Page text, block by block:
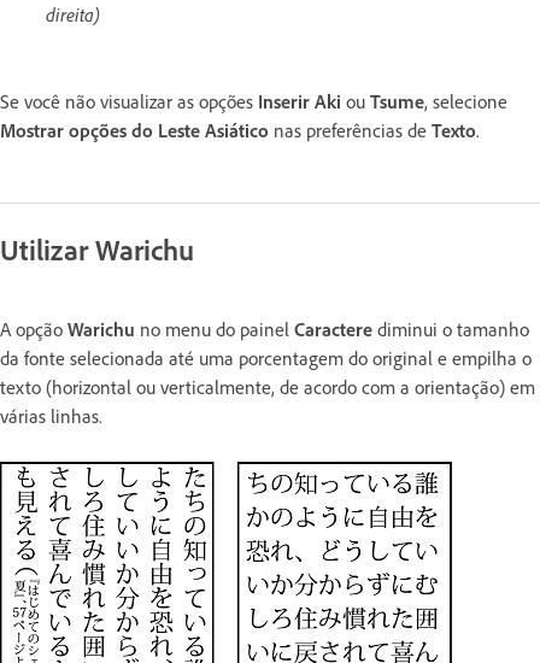
direita)
Se você não visualizar as opções Inserir Aki ou Tsume, selecione
Mostrar opções do Leste Asiático nas preferências de Texto.
Utilizar Warichu
A opção Warichu no menu do painel Caractere diminui o tamanho
da fonte selecionada até uma porcentagem do original e empilha o
texto (horizontal ou verticalmente, de acordo com a orientação) em
várias linhas.